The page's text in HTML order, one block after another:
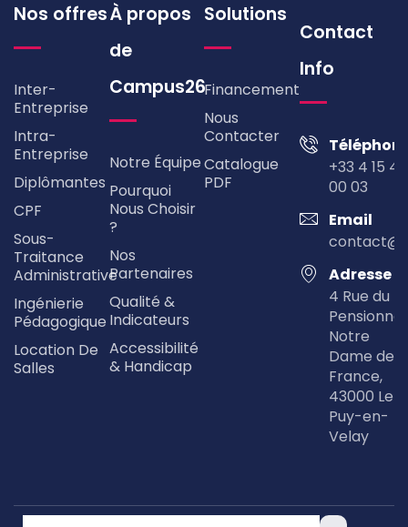
Nos offres
Inter-
Entreprise
Intra-
Entreprise
Diplômantes
CPF
Sous-
Traitance
Administrative
Ingénierie
Pédagogique
Location De
Salles
À propos
de
Campus26
Notre Équipe
Pourquoi
Nous Choisir
?
Nos
Partenaires
Qualité &
Indicateurs
Accessibilité
& Handicap
Solutions
Financement
Nous
Contacter
Catalogue
PDF
Contact
Info
+33 4 15 49
00 03
Email
Adresse
4 Rue du
Pensionnat
Notre
Dame de
France,
43000 Le
Puy-en-
Velay